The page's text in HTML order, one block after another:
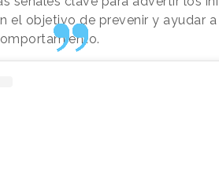
el objetivo de prevenir y ayudar